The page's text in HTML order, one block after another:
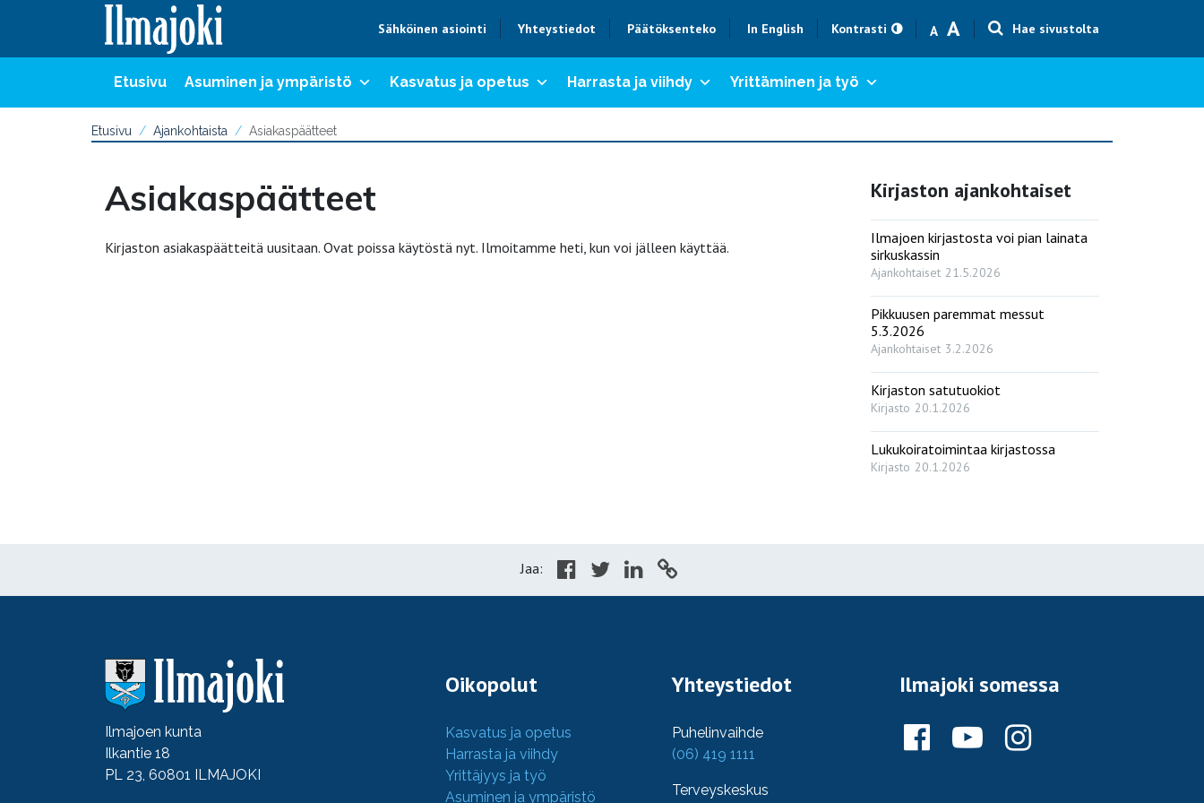
Sähköinen asiointi Yhteystiedot Päätöksenteko In English Kontrasti A
Text size smaller
AText size bigger
Hae sivustolta
Etusivu Asuminen ja ympäristö Kasvatus ja opetus Harrasta ja viihdy Yrittäminen ja työ
Etusivu Ajankohtaista Asiakaspäätteet
Asiakaspäätteet
Kirjaston asiakaspäätteitä uusitaan. Ovat poissa käytöstä nyt. Ilmoitamme heti, kun voi jälleen käyttää.
Kirjaston ajankohtaiset
Ilmajoen kirjastosta voi pian lainata
sirkuskassin
Ajankohtaiset 21.5.2026
Pikkuusen paremmat messut
5.3.2026
Ajankohtaiset 3.2.2026
Kirjaston satutuokiot
Kirjasto 20.1.2026
Lukukoiratoimintaa kirjastossa
Kirjasto 20.1.2026
Jaa:
Ilmajoen kunta
Ilkantie 18
PL 23, 60801 ILMAJOKI
Oikopolut
Kasvatus ja opetus
Harrasta ja viihdy
Yrittäjyys ja työ
Asuminen ja ympäristö
Yhteystiedot
Puhelinvaihde
(06) 419 1111
Terveyskeskus
Ilmajoki somessa